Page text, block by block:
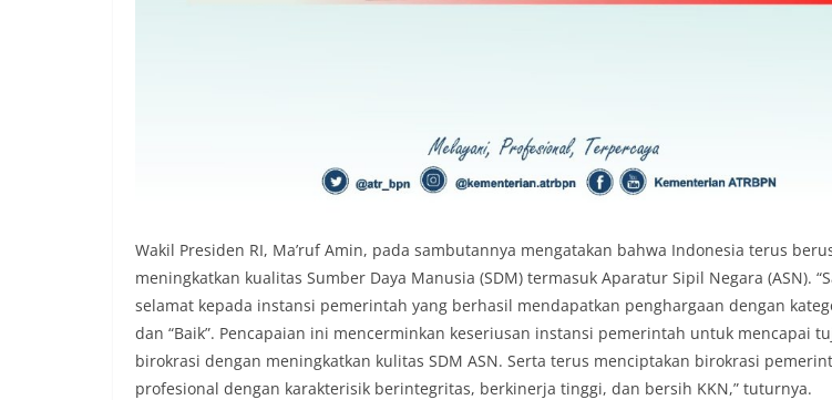
Wakil Presiden RI, Ma’ruf Amin, pada sambutannya mengatakan bahwa Indonesia terus
meningkatkan kualitas Sumber Daya Manusia (SDM) termasuk Aparatur Sipil Negara (ASN).
selamat kepada instansi pemerintah yang berhasil mendapatkan penghargaan dengan
dan “Baik”. Pencapaian ini mencerminkan keseriusan instansi pemerintah untuk mencapai
birokrasi dengan meningkatkan kulitas SDM ASN. Serta terus menciptakan birokrasi
profesional dengan karakterisik berintegritas, berkinerja tinggi, dan bersih KKN,” tuturnya.